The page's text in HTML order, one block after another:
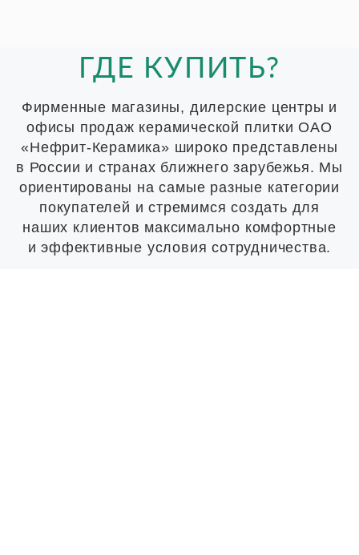
ГДЕ КУПИТЬ?
Фирменные магазины, дилерские центры и
офисы продаж керамической плитки ОАО
«Нефрит-Керамика» широко представлены
в России и странах ближнего зарубежья. Мы
ориентированы на самые разные категории
покупателей и стремимся создать для
наших клиентов максимально комфортные
и эффективные условия сотрудничества.